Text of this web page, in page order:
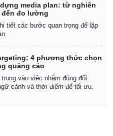
media plan: từ nghiên
đo lường
tiết các bước quan trọng để lập
4 phương thức chọn
quảng cáo
vào việc nhắm đúng đối
cảnh và thời điểm để tối ưu.